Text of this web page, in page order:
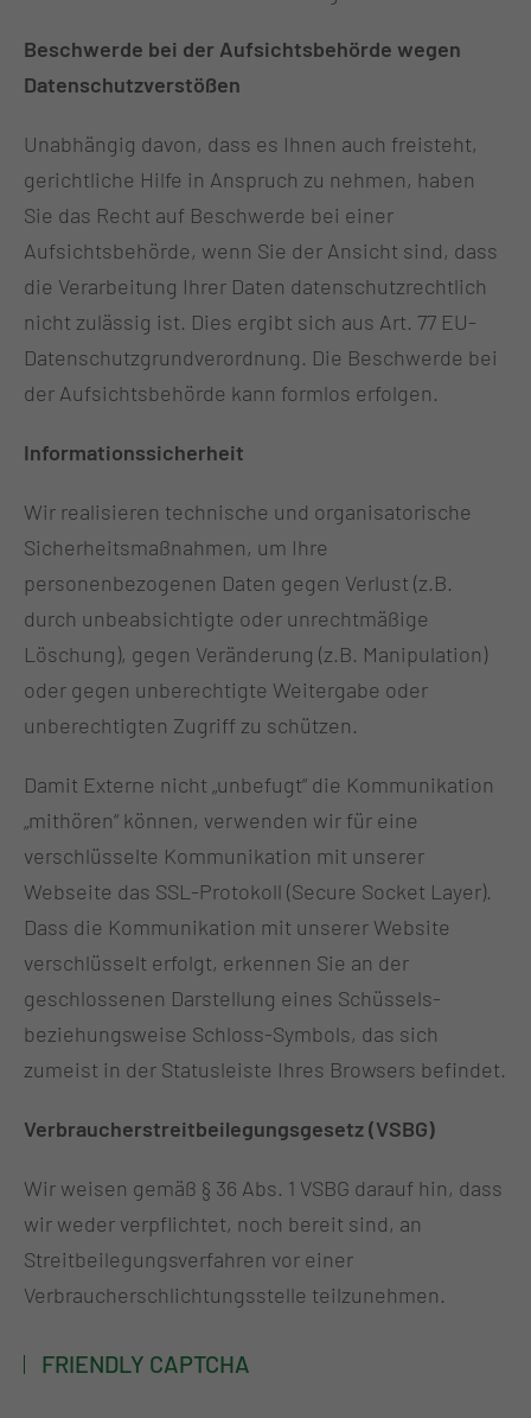
Beschwerde bei der Aufsichtsbehörde wegen
Datenschutzverstößen
Unabhängig davon, dass es Ihnen auch freisteht,
gerichtliche Hilfe in Anspruch zu nehmen, haben
Sie das Recht auf Beschwerde bei einer
Aufsichtsbehörde, wenn Sie der Ansicht sind, dass
die Verarbeitung Ihrer Daten datenschutzrechtlich
nicht zulässig ist. Dies ergibt sich aus Art. 77 EU-
Datenschutzgrundverordnung. Die Beschwerde bei
der Aufsichtsbehörde kann formlos erfolgen.
Informationssicherheit
Wir realisieren technische und organisatorische
Sicherheitsmaßnahmen, um Ihre
personenbezogenen Daten gegen Verlust (z.B.
durch unbeabsichtigte oder unrechtmäßige
Löschung), gegen Veränderung (z.B. Manipulation)
oder gegen unberechtigte Weitergabe oder
unberechtigten Zugriff zu schützen.
Damit Externe nicht „unbefugt“ die Kommunikation
„mithören“ können, verwenden wir für eine
verschlüsselte Kommunikation mit unserer
Webseite das SSL-Protokoll (Secure Socket Layer).
Dass die Kommunikation mit unserer Website
verschlüsselt erfolgt, erkennen Sie an der
geschlossenen Darstellung eines Schüssels-
beziehungsweise Schloss-Symbols, das sich
zumeist in der Statusleiste Ihres Browsers befindet.
Verbraucherstreitbeilegungsgesetz (VSBG)
Wir weisen gemäß § 36 Abs. 1 VSBG darauf hin, dass
wir weder verpflichtet, noch bereit sind, an
Streitbeilegungsverfahren vor einer
Verbraucherschlichtungsstelle teilzunehmen.
FRIENDLY CAPTCHA